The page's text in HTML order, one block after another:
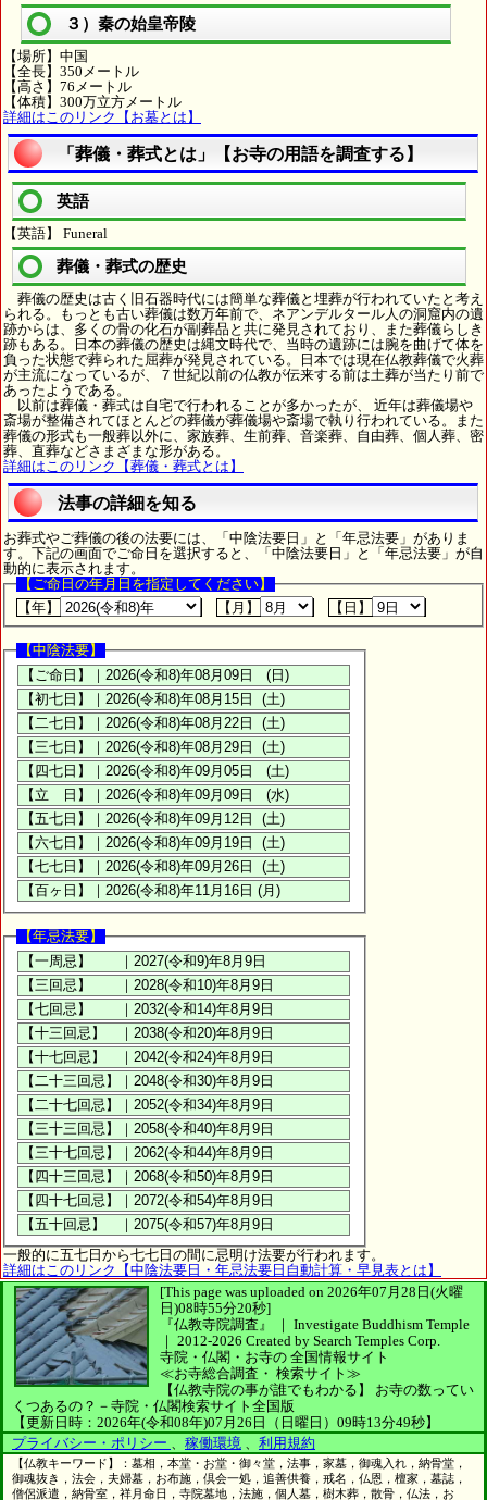
３）秦の始皇帝陵
【場所】中国
【全長】350メートル
【高さ】76メートル
【体積】300万立方メートル
詳細はこのリンク【お墓とは】
「葬儀・葬式とは」【お寺の用語を調査する】
英語
【英語】 Funeral
葬儀・葬式の歴史
葬儀の歴史は古く旧石器時代には簡単な葬儀と埋葬が行われていたと考え
られる。もっとも古い葬儀は数万年前で、ネアンデルタール人の洞窟内の遺
跡からは、多くの骨の化石が副葬品と共に発見されており、また葬儀らしき
跡もある。日本の葬儀の歴史は縄文時代で、当時の遺跡には腕を曲げて体を
負った状態で葬られた屈葬が発見されている。日本では現在仏教葬儀で火葬
が主流になっているが、７世紀以前の仏教が伝来する前は土葬が当たり前で
あったようである。
以前は葬儀・葬式は自宅で行われることが多かったが、 近年は葬儀場や
斎場が整備されてほとんどの葬儀が葬儀場や斎場で執り行われている。また
葬儀の形式も一般葬以外に、家族葬、生前葬、音楽葬、自由葬、個人葬、密
葬、直葬などさまざまな形がある。
詳細はこのリンク【葬儀・葬式とは】
法事の詳細を知る
お葬式やご葬儀の後の法要には、「中陰法要日」と「年忌法要」がありま
す。下記の画面でご命日を選択すると、「中陰法要日」と「年忌法要」が自
動的に表示されます。
【ご命日の年月日を指定してください】
【年】
【月】 【日】
【中陰法要】
【年忌法要】
一般的に五七日から七七日の間に忌明け法要が行われます。
詳細はこのリンク【中陰法要日・年忌法要日自動計算・早見表とは】
[This page was uploaded on 2026年07月28日(火曜
日)08時55分20秒]
『仏教寺院調査』 ｜ Investigate Buddhism Temple
｜ 2012-2026 Created by Search Temples Corp.
寺院・仏閣・お寺の 全国情報サイト
≪お寺総合調査・ 検索サイト≫
【仏教寺院の事が誰でもわかる】
お寺の数ってい
くつあるの？－寺院・仏閣検索サイト全国版
【更新日時：2026年(令和08年)07月26日（日曜日）09時13分49秒】
プライバシー・ポリシー
稼働環境 利用規約
【仏教キーワード】：墓相，本堂・お堂・御々堂，法事，家墓，御魂入れ，納骨堂，
御魂抜き，法会，夫婦墓，お布施，倶会一処，追善供養，戒名，仏恩，檀家，墓誌，
僧侶派遣，納骨室，祥月命日，寺院墓地，法施，個人墓，樹木葬，散骨，仏法，お